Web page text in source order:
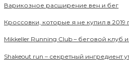
Варикозное расширение вен и бег
Кроссовки, которые я не купил в 2019
Mikkeller Running Club – беговой клуб
Shakeout run – секретный ингредиент